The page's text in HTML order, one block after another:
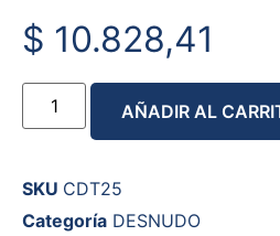
$ 10.828,41
AÑADIR AL
SKU CDT25
Categoría DESNUDO